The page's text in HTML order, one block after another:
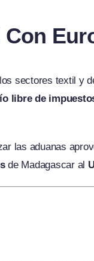
sectores textil y
libre de
las aduanas
de Madagascar al